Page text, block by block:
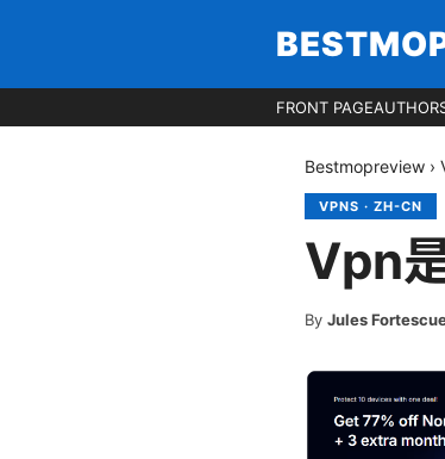
FRONT PAGE
Bestmopreview ›
VPNS · ZH-CN
Vpn
By Jules